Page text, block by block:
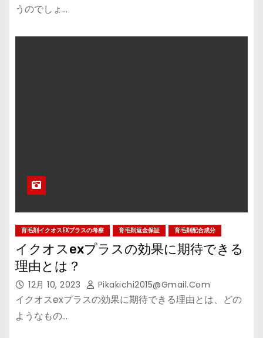
うのでしょ…
育毛剤イクオスEXプラスの考察 育毛剤返金保証 育毛剤配合成分
イクオスexプラスの効果に期待できる
理由とは？
12月 10, 2023 Pikakichi2015@gmail.com
イクオスexプラスの効果に期待できる理由とは、どの
ようなもの…